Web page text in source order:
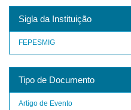
Sigla da Instituição
FEPESMIG
Tipo de Documento
Artigo de Evento